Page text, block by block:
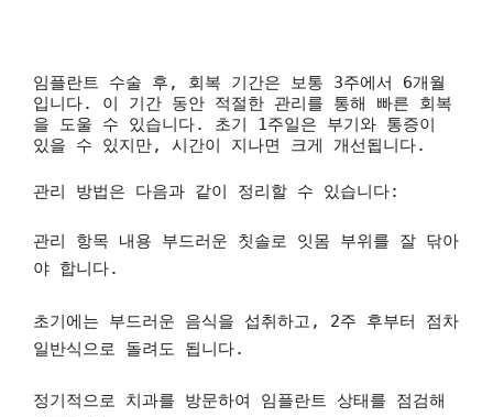
임플란트 수술 후, 회복 기간은 보통 3주에서 6개월
입니다. 이 기간 동안 적절한 관리를 통해 빠른 회복
을 도울 수 있습니다. 초기 1주일은 부기와 통증이
있을 수 있지만, 시간이 지나면 크게 개선됩니다.
관리 방법은 다음과 같이 정리할 수 있습니다:
관리 항목 내용 부드러운 칫솔로 잇몸 부위를 잘 닦아
야 합니다.
초기에는 부드러운 음식을 섭취하고, 2주 후부터 점차
일반식으로 돌려도 됩니다.
정기적으로 치과를 방문하여 임플란트 상태를 점검해